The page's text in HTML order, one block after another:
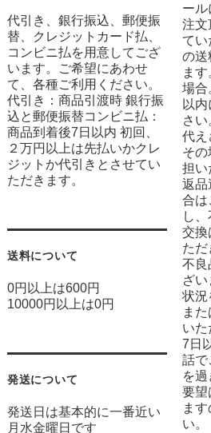
代引き、銀行振込、郵便振
替、クレジットカード払、
コンビニ払を用意してござ
います。ご希望にあわせ
て、各種ご利用ください。
代引き：商品引渡時 銀行振
込と郵便振替コンビニ払：
商品到着後7日以内 初回、
２万円以上は先払いかクレ
ジットか代引きとさせてい
ただきます。
送料について
0円以上は600円
10000円以上は0円
発送について
発送日は基本的に一番近い
月水金曜日です
ール
注文
てい
の送
ま
場合
以
さ
代え
その
担い
返品
合は
し
交換
ただ
不良
ざ
状況
ま
いた
7日
話で
を
要望
ま
い。